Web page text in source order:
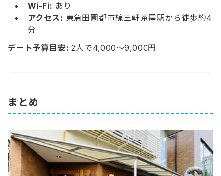
Wi-Fi: あり
アクセス: 東急田園都市線三軒茶屋駅から徒歩約4
分
デート予算目安: 2人で4,000〜9,000円
まとめ